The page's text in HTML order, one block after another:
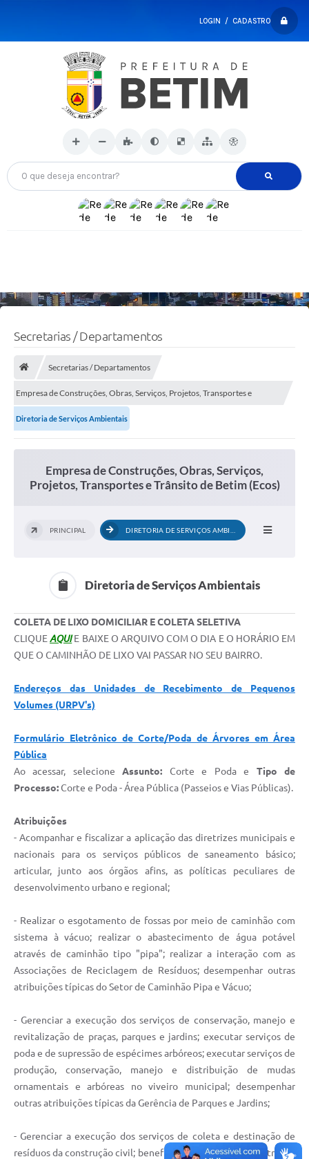
LOGIN / CADASTRO
O que deseja encontrar?
Secretarias / Departamentos
Secretarias / Departamentos
Empresa de Construções, Obras, Serviços, Projetos, Transportes e
Trânsito de Betim (Ecos)
Diretoria de Serviços Ambientais
Empresa de Construções, Obras, Serviços,
Projetos, Transportes e Trânsito de Betim (Ecos)
PRINCIPAL
Diretoria de Serviços Ambientais
COLETA DE LIXO DOMICILIAR E COLETA SELETIVA
CLIQUEAQUIE BAIXE O ARQUIVO COM O DIA E O HORÁRIO EM
QUE O CAMINHÃO DE LIXO VAI PASSAR NO SEU BAIRRO.
Endereços das Unidades de Recebimento de Pequenos
Volumes (URPV's)
Formulário Eletrônico de Corte/Poda de Árvores em Área
Pública
Ao acessar, selecioneAssunto: Corte e Poda e Tipo de
Processo:Corte e Poda - Área Pública (Passeios e Vias Públicas).
Atribuições
- Acompanhar e fiscalizar a aplicação das diretrizes municipais e
nacionais para os serviços públicos de saneamento básico;
articular, junto aos órgãos afins, as políticas peculiares de
desenvolvimento urbano e regional;
- Realizar o esgotamento de fossas por meio de caminhão com
sistema à vácuo; realizar o abastecimento de água potável
através de caminhão tipo "pipa"; realizar a interação com as
Associações de Reciclagem de Resíduos; desempenhar outras
atribuições típicas do Setor de Caminhão Pipa e Vácuo;
- Gerenciar a execução dos serviços de conservação, manejo e
revitalização de praças, parques e jardins; executar serviços de
poda e de supressão de espécimes arbóreos; executar serviços de
produção, conservação, manejo e distribuição de mudas
ornamentais e arbóreas no viveiro municipal; desempenhar
outras atribuições típicas da Gerência de Parques e Jardins;
- Gerenciar a execução dos serviços de coleta e destinação de
resíduos da construção civil; beneficiar os resíduos da construção